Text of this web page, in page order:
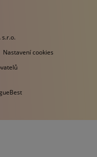
s.r.o.
Nastavení cookies